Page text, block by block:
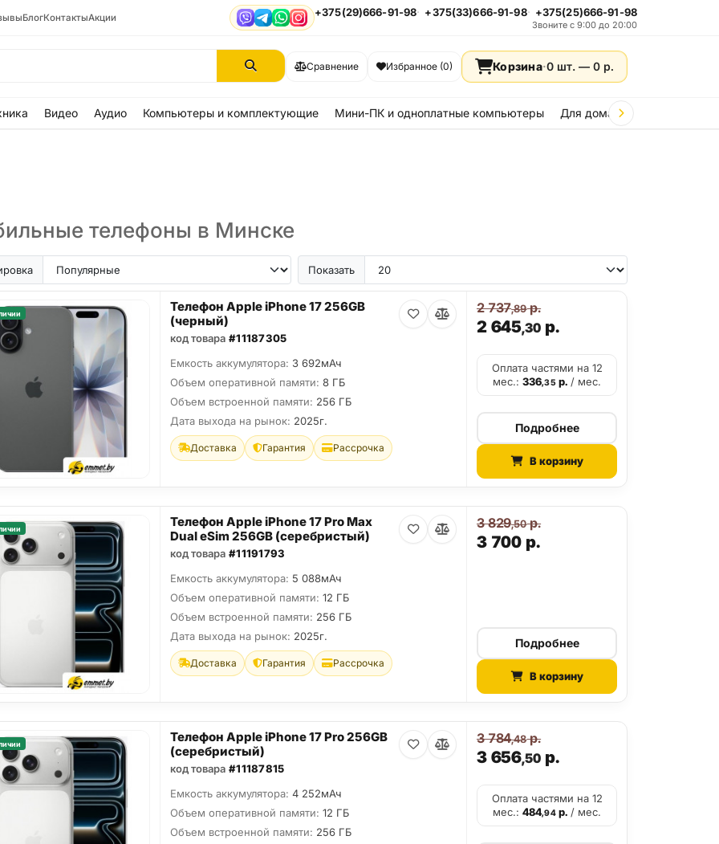
БлогКонтактыАкции ViberTelegram
WhatsApp
Instagram
+375(29)666-91-98 +375(33)666-91-98 +375(25)666-91-98
Звоните с 9:00 до 20:00
Сравнение Избранное (0) Корзина·0 шт. — 0 р.
Видео Аудио Компьютеры и комплектующие Мини-ПК и одноплатные компьютеры Для дома и дачи
телефоны в Минске
Показать
Телефон Apple iPhone 17 256GB
(черный)
код товара #11187305
Емкость аккумулятора: 3 692мАч
Объем оперативной памяти: 8 ГБ
Объем встроенной памяти: 256 ГБ
Дата выхода на рынок: 2025г.
Доставка Гарантия Рассрочка
2 645,30 р.
2 737,89р.
Оплата частями на 12
мес.:336,35р./ мес.
Подробнее
В корзину
Телефон Apple iPhone 17 Pro Max
Dual eSim 256GB (серебристый)
код товара #11191793
Емкость аккумулятора: 5 088мАч
Объем оперативной памяти: 12 ГБ
Объем встроенной памяти: 256 ГБ
Дата выхода на рынок: 2025г.
Доставка Гарантия Рассрочка
3 700 р.
3 829,50р.
Подробнее
В корзину
Телефон Apple iPhone 17 Pro 256GB
(серебристый)
код товара #11187815
Емкость аккумулятора: 4 252мАч
Объем оперативной памяти: 12 ГБ
Объем встроенной памяти: 256 ГБ
3 656,50 р.
3 784,48р.
Оплата частями на 12
мес.:484,94р./ мес.